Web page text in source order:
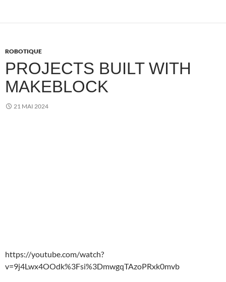
ROBOTIQUE
PROJECTS BUILT WITH
MAKEBLOCK
21 MAI 2024
https://youtube.com/watch?
v=9j4Lwx4OOdk%3Fsi%3DmwgqTAzoPRxk0mvb